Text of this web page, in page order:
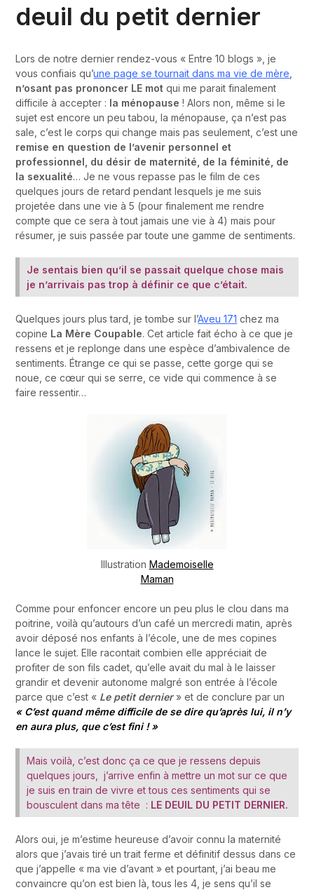
deuil du petit dernier
Lors de notre dernier rendez-vous « Entre 10 blogs », je
vous confiais qu’une page se tournait dans ma vie de mère
n’osant pas prononcer LE mot qui me parait finalement
difficile à accepter : la ménopause ! Alors non, même si le
sujet est encore un peu tabou, la ménopause, ça n’est pas
sale, c’est le corps qui change mais pas seulement, c’est une
remise en question de l’avenir personnel et
professionnel, du désir de maternité, de la féminité, de
la sexualité… Je ne vous repasse pas le film de ces
quelques jours de retard pendant lesquels je me suis
projetée dans une vie à 5 (pour finalement me rendre
compte que ce sera à tout jamais une vie à 4) mais pour
résumer, je suis passée par toute une gamme de sentiments.
Je sentais bien qu’il se passait quelque chose mais
je n’arrivais pas trop à définir ce que c’était.
Quelques jours plus tard, je tombe sur l’Aveu 171 chez ma
copine La Mère Coupable. Cet article fait écho à ce que je
ressens et je replonge dans une espèce d’ambivalence de
sentiments. Étrange ce qui se passe, cette gorge qui se
noue, ce cœur qui se serre, ce vide qui commence à se
faire ressentir…
Illustration Mademoiselle
Maman
Comme pour enfoncer encore un peu plus le clou dans ma
poitrine, voilà qu’autours d’un café un mercredi matin, après
avoir déposé nos enfants à l’école, une de mes copines
lance le sujet. Elle racontait combien elle appréciait de
profiter de son fils cadet, qu’elle avait du mal à le laisser
grandir et devenir autonome malgré son entrée à l’école
parce que c’est « Le petit dernier» et de conclure par un
« C’est quand même difficile de se dire qu’après lui, il n’y
en aura plus, que c’est fini ! »
Mais voilà, c’est donc ça ce que je ressens depuis
quelques jours, j’arrive enfin à mettre un mot sur ce que
je suis en train de vivre et tous ces sentiments qui se
bousculent dans ma tête : LE DEUIL DU PETIT DERNIER.
Alors oui, je m’estime heureuse d’avoir connu la maternité
alors que j’avais tiré un trait ferme et définitif dessus dans ce
que j’appelle « ma vie d’avant » et pourtant, j’ai beau me
convaincre qu’on est bien là, tous les 4, je sens qu’il se